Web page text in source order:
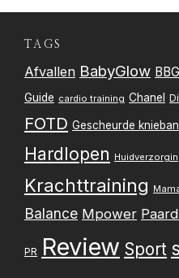
TAGS
Afvallen BabyGlow BBG
Guide cardio training Chanel
FOTD Gescheurde
Hardlopen
Krachttraining
Balance Mpower
PR Review Sport